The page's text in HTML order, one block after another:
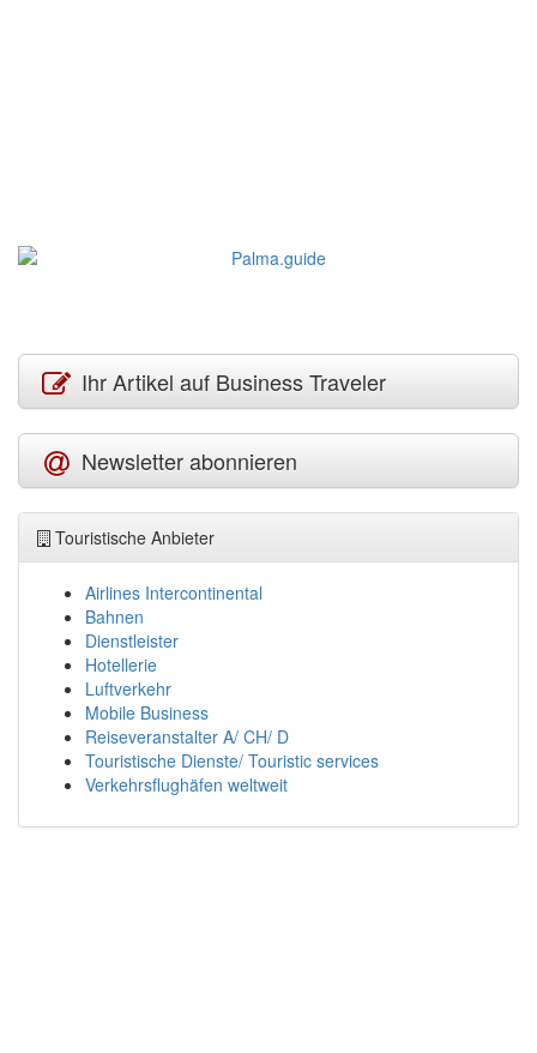
Ihr Artikel auf Business Traveler
Newsletter abonnieren
Touristische Anbieter
Airlines Intercontinental
Bahnen
Dienstleister
Hotellerie
Luftverkehr
Mobile Business
Reiseveranstalter A/ CH/ D
Touristische Dienste/ Touristic services
Verkehrsflughäfen weltweit